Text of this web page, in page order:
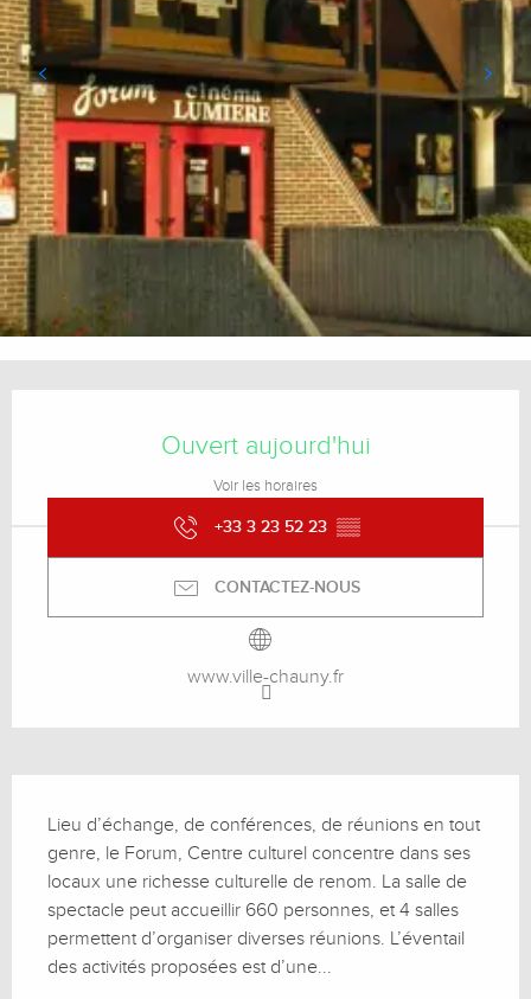
Ouvert aujourd'hui
Voir les horaires
+33 3 23 52 23 ▒▒
CONTACTEZ-NOUS
www.ville-chauny.fr
Lieu d’échange, de conférences, de réunions en tout
genre, le Forum, Centre culturel concentre dans ses
locaux une richesse culturelle de renom. La salle de
spectacle peut accueillir 660 personnes, et 4 salles
permettent d’organiser diverses réunions. L’éventail
des activités proposées est d’une...